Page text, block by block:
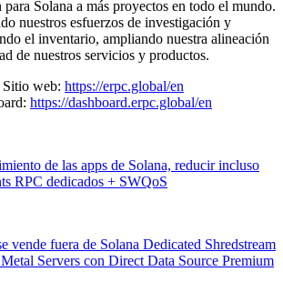
Solana a más proyectos en todo el mundo.
nuestros esfuerzos de investigación y
el inventario, ampliando nuestra alineación
de nuestros servicios y productos.
web: https://erpc.global/en
https://dashboard.erpc.global/en
de las apps de Solana, reducir incluso
RPC dedicados + SWQoS
vende fuera de Solana Dedicated Shredstream
Servers con Direct Data Source Premium